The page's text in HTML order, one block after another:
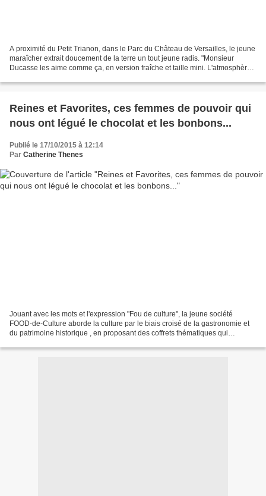
A proximité du Petit Trianon, dans le Parc du Château de Versailles, le jeune
maraîcher extrait doucement de la terre un tout jeune radis. "Monsieur
Ducasse les aime comme ça, en version fraîche et taille mini. L'atmosphère
Reines et Favorites, ces femmes de pouvoir qui
nous ont légué le chocolat et les bonbons...
Publié le 17/10/2015 à 12:14
Par Catherine Thenes
Jouant avec les mots et l'expression "Fou de culture", la jeune société
FOOD-de-Culture aborde la culture par le biais croisé de la gastronomie et
du patrimoine historique , en proposant des coffrets thématiques qui